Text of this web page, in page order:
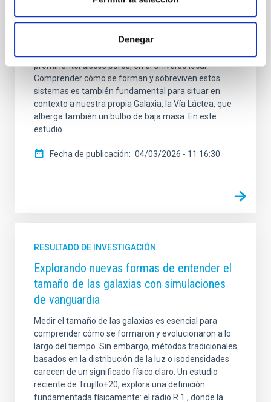
Denegar
Este escenario explica con éxito muchas estructuras
la existencia de numerosas galaxias espirales
prominente, discos puros, en el Universo local.
Comprender cómo se forman y sobreviven estos
sistemas es también fundamental para situar en
contexto a nuestra propia Galaxia, la Vía Láctea, que
alberga también un bulbo de baja masa. En este
estudio
Fecha de publicación 04/03/2026 - 11:16:30
RESULTADO DE INVESTIGACIÓN
Explorando nuevas formas de entender el
tamaño de las galaxias con simulaciones
de vanguardia
Medir el tamaño de las galaxias es esencial para
comprender cómo se formaron y evolucionaron a lo
largo del tiempo. Sin embargo, métodos tradicionales
basados en la distribución de la luz o isodensidades
carecen de un significado físico claro. Un estudio
reciente de Trujillo+20, explora una definición
fundamentada físicamente: el radio R 1 , donde la